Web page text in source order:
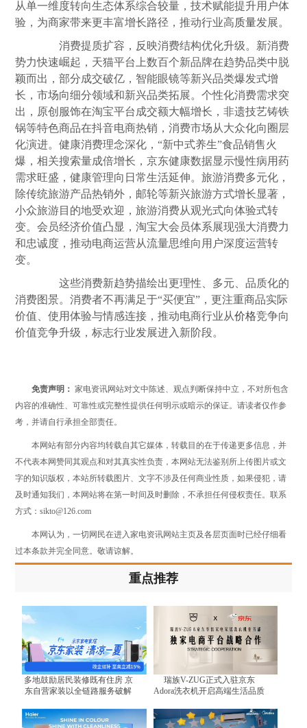
从单一维度转向生态体系综合较量，技术赋能提升用户体
验，为商家带来更丰富增长路径，推动行业高质量发展。
消费提质扩容，反映消费结构优化升级。新消费
势力快速崛起，天猫平台上数百个新品牌在趋势品类中脱
颖而出，部分成交破亿，智能眼镜等新兴品类爆发式增
长，市场向细分领域和新兴品类拓展。个性化消费需求突
出，原创服饰在淘宝平台成交额大幅增长，非遗技艺铸铁
锅等特色商品在抖音电商热销，消费市场从大众化向圈层
化演进。健康消费理念深化，“新中式养生”食品销售火
爆，相关搜索量成倍增长，京东健康数据显示慢性病用药
需求旺盛，健康管理向日常生活延伸。旅游消费多元化，
除传统旅游产品热销外，邮轮等新兴旅游方式增长显著，
小众旅游目的地受欢迎，旅游消费从观光式向体验式转
变。会员经济价值凸显，淘宝大会员体系展现强大消费力
和忠诚度，推动电商运营从流量思维向用户深度运营转
变。
这些消费新趋势描绘出更理性、多元、品质化的
消费图景。消费者不再满足于“买便宜”，更注重商品实际
价值、使用体验与情感连接，推动电商行业从价格竞争向
价值竞争升级，标志行业发展进入新阶段。
免责声明： 家电资讯网站对文中陈述、观点判断保持中立，不对所包含
内容的准确性、可靠性或完整性提供任何明示或暗示的保证。请读者仅作参
考，并请自行承担全部责任。
本网站有部分内容均转载自其它媒体，转载目的在于传递更多信息，并
不代表本网赞同其观点和对其真实性负责，本网站无法鉴别所上传图片或文
字的知识版权，本站所转载图片、文字不涉及任何商业性质，如果侵犯，请
及时通知我们，本网站将在第一时间及时删除，不承担任何侵权责任。联系
方式：sikto@126.com
本网认为，一切网民在进入家电资讯网站主页及各层页面时已经仔细看
过本条款并完全同意。敬请谅解。
重点推荐
多地鼓励居民装修既有住房 京
东自营家装以全链路服务破解
瑞族V-ZUG正式入驻京东
Adora洗衣机开启高端生活品质